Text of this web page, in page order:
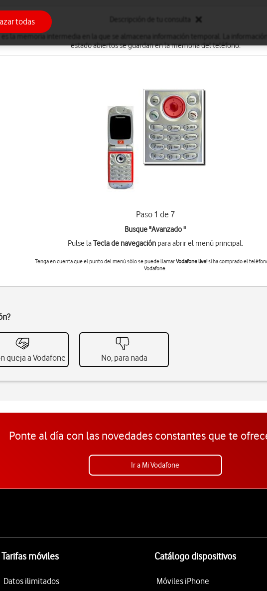
estado abiertos se guardan en la memoria del teléfono.
Paso 1 de 7
Busque "Avanzado "
Pulse laTecla de navegaciónpara abrir el menú principal.
Tenga en cuenta que el punto del menú sólo se puede llamarVodafone live!si ha comprado el
Vodafone.
queja a Vodafone No, para nada
Ponte al día con las novedades constantes que te
Ir a Mi Vodafone
Tarifas móviles
Datos ilimitados
Catálogo dispositivos
Móviles iPhone
todas